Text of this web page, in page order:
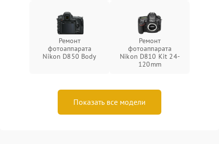
Ремонт
фотоаппарата
Nikon D850 Body
Ремонт
фотоаппарата
Nikon D810 Kit 24-
120mm
Показать все модели